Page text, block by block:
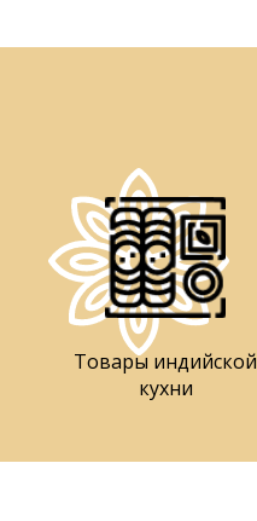
Товары индийской
кухни